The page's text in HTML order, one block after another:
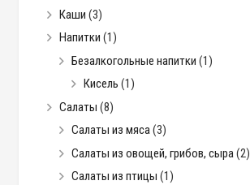
Каши (3)
Напитки (1)
Безалкогольные напитки (1)
Кисель (1)
Салаты (8)
Салаты из мяса(3)
Салаты из овощей, грибов, сыра(2)
Салаты из птицы (1)